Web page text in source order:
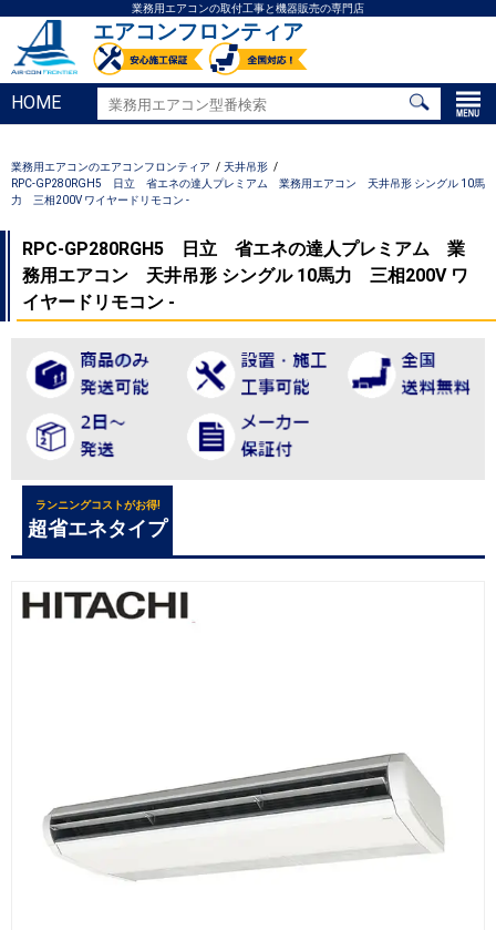
業務用エアコンの取付工事と機器販売の専門店
エアコンフロンティア
HOME
業務用エアコンのエアコンフロンティア
天井吊形
RPC-GP280RGH5 日立 省エネの達人プレミアム 業務用エアコン 天井吊形 シングル 10馬
力 三相200V ワイヤードリモコン -
RPC-GP280RGH5 日立 省エネの達人プレミアム 業
務用エアコン 天井吊形 シングル 10馬力 三相200V ワ
イヤードリモコン -
ランニングコストがお得!
超省エネタイプ